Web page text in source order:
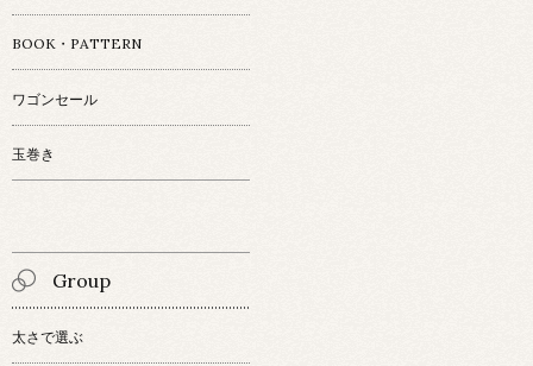
BOOK・PATTERN
ワゴンセール
玉巻き
Group
太さで選ぶ